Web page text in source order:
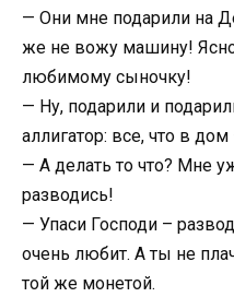
— Они мне подарили на
же не вожу машину!
любимому сыночку!
— Ну, подарили и
аллигатор: все, что в
— А делать то что? Мне
разводись!
— Упаси Господи –
очень любит. А ты не
той же монетой.